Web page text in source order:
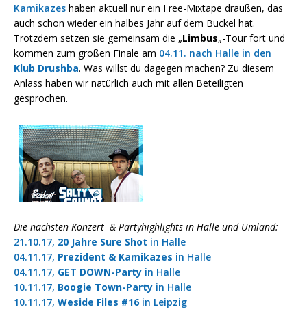
Kamikazes haben aktuell nur ein Free-Mixtape draußen, das
auch schon wieder ein halbes Jahr auf dem Buckel hat.
Trotzdem setzen sie gemeinsam die „Limbus„-Tour fort und
kommen zum großen Finale am 04.11. nach Halle in den
Klub Drushba. Was willst du dagegen machen? Zu diesem
Anlass haben wir natürlich auch mit allen Beteiligten
gesprochen.
Die nächsten Konzert- & Partyhighlights in Halle und Umland:
21.10.17, 20 Jahre Sure Shot in Halle
04.11.17, Prezident & Kamikazes in Halle
04.11.17, GET DOWN-Party in Halle
10.11.17, Boogie Town-Party in Halle
10.11.17, Weside Files #16in Leipzig